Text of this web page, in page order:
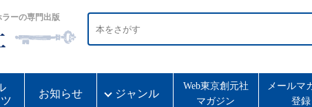
ーの専門出版
お知らせ ジャンル
Web東京創元社
マガジン
メールマ
登録